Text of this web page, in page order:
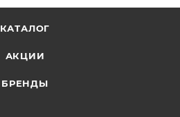
КАТАЛОГ
АКЦИИ
БРЕНДЫ